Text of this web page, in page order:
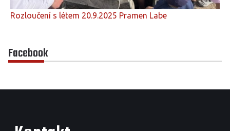
Rozloučení s létem 20.9.2025 Pramen Labe
Facebook